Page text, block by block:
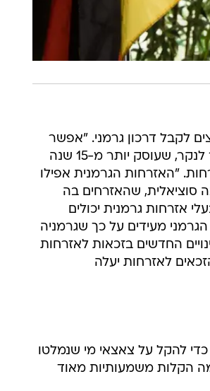
לקבל דרכון גרמני. "אפשר
בהחלט להבין למה ישראלים רוצים אזרחות גרמנית", אומר עו"ד ניר לנקר, שעוסק יותר מ-15 שנה
"האזרחות הגרמנית אפילו
סוציאלית, שהאזרחים בה
אזרחות גרמנית יכולים
מעידים על כך שגרמניה
החדשים בזכאות לאזרחות
לאזרחות יעלה
כדי להקל על צאצאי מי שנמלטו
הקלות משמעותיות מאוד